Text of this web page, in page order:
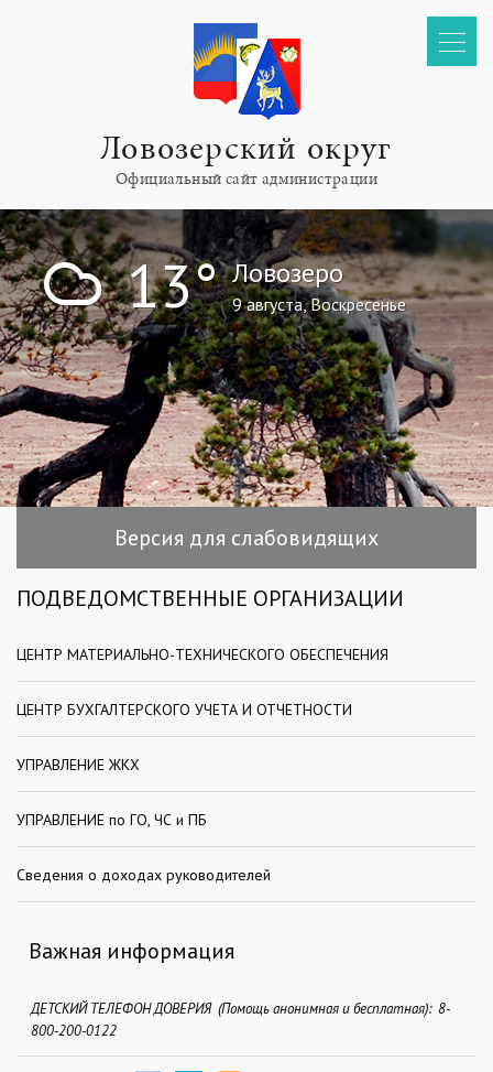
Ловозерский округ
Официальный сайт администрации
! 13° Ловозеро
9 августа, Воскресенье
Версия для слабовидящих
ПОДВЕДОМСТВЕННЫЕ ОРГАНИЗАЦИИ
ЦЕНТР МАТЕРИАЛЬНО-ТЕХНИЧЕСКОГО ОБЕСПЕЧЕНИЯ
ЦЕНТР БУХГАЛТЕРСКОГО УЧЕТА И ОТЧЕТНОСТИ
УПРАВЛЕНИЕ ЖКХ
УПРАВЛЕНИЕ по ГО, ЧС и ПБ
Сведения о доходах руководителей
Важная информация
ДЕТСКИЙ ТЕЛЕФОН ДОВЕРИЯ (Помощь анонимная и бесплатная): 8-
800-200-0122